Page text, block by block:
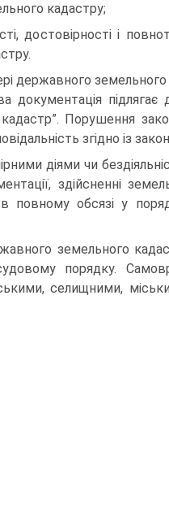
кадастру;
достовірності і
державного
документація
Порушення
згідно із
діями чи
здійсненні
повному обсязі у
земельного
порядку.
селищними,